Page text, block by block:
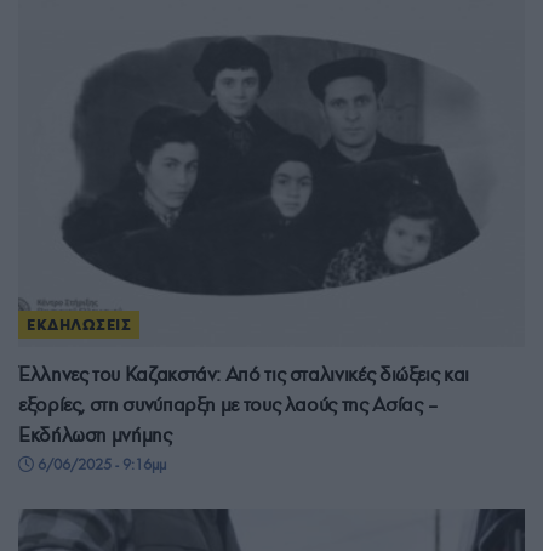
ΕΚΔΗΛΩΣΕΙΣ
Έλληνες του Καζακστάν: Από τις σταλινικές διώξεις και
εξορίες, στη συνύπαρξη με τους λαούς της Ασίας –
Εκδήλωση μνήμης
6/06/2025 - 9:16μμ